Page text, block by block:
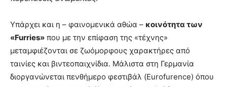
Υπάρχει και η – φαινομενικά αθώα – κοινότητα των
«Furries» που με την επίφαση της «τέχνης»
μεταμφιέζονται σε ζωόμορφους χαρακτήρες από
ταινίες και βιντεοπαιχνίδια. Μάλιστα στη Γερμανία
διοργανώνεται πενθήμερο φεστιβάλ (Eurofurence) όπου